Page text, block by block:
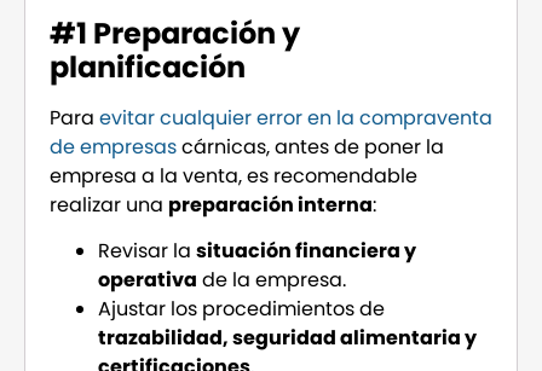
#1 Preparación y
planificación
Para evitar cualquier error en la compraventa
de empresascárnicas, antes de poner la
empresa a la venta, es recomendable
realizar una preparación interna:
Revisar la situación financiera y
operativa de la empresa.
Ajustar los procedimientos de
trazabilidad, seguridad alimentaria y